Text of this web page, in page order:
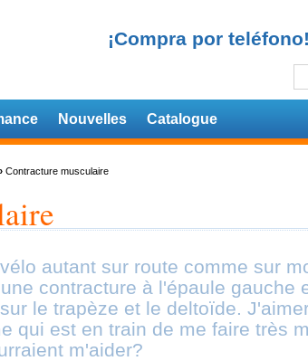
¡Compra por teléfono!
Nouvelles Catalogue
Contracture musculaire
autant sur route comme sur
contracture à l'épaule gauche
le trapèze et le deltoïde.
qui est en train de me faire très
m'aider?